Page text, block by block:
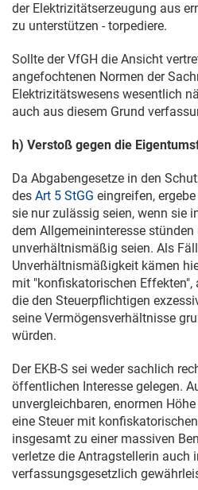
der Elektrizitätserzeugung aus
zu unterstützen - torpediere.
Sollte der VfGH die Ansicht
angefochtenen Normen der
Elektrizitätswesens wesentlich
auch aus diesem Grund
h) Verstoß gegen die
Da Abgabengesetze in den
des Art 5 StGG eingreifen,
sie nur zulässig seien, wenn sie
dem Allgemeininteresse
unverhältnismäßig seien. Als
Unverhältnismäßigkeit kämen
mit "konfiskatorischen Effekten",
die den Steuerpflichtigen
seine Vermögensverhältnisse
würden.
Der EKB-S sei weder sachlich
öffentlichen Interesse gelegen.
unvergleichbaren, enormen
eine Steuer mit
insgesamt zu einer massiven
verletze die Antragstellerin auch
verfassungsgesetzlich